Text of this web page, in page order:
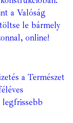
a Valóság
le bármely
online!
a Természet